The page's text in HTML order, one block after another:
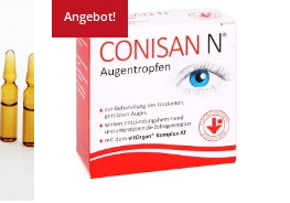
Angebot!